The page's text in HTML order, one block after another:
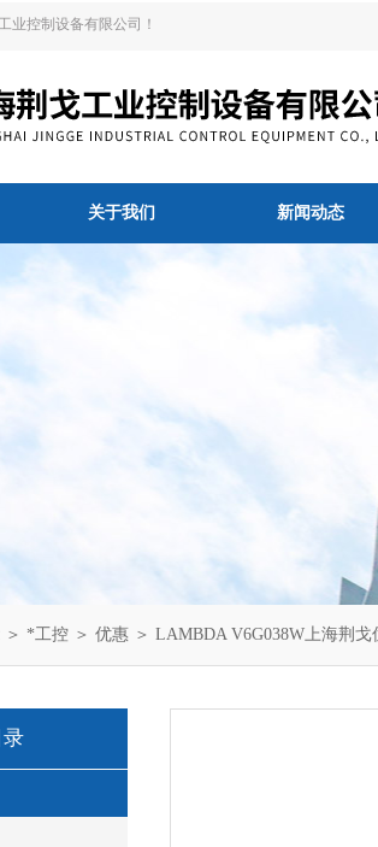
业控制设备有限公司！
关于我们 新闻动态
＞ *工控 ＞ 优惠 ＞ LAMBDA V6G038W上海荆
录